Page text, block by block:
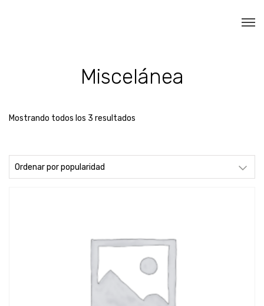
Miscelánea
Mostrando todos los 3 resultados